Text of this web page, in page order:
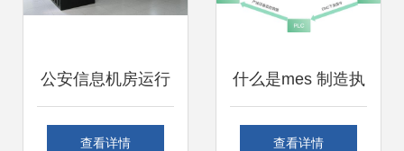
公安信息机房运行
维护系统解决方案
查看详情
什么是mes 制造执
行系统 mes系统的
查看详情